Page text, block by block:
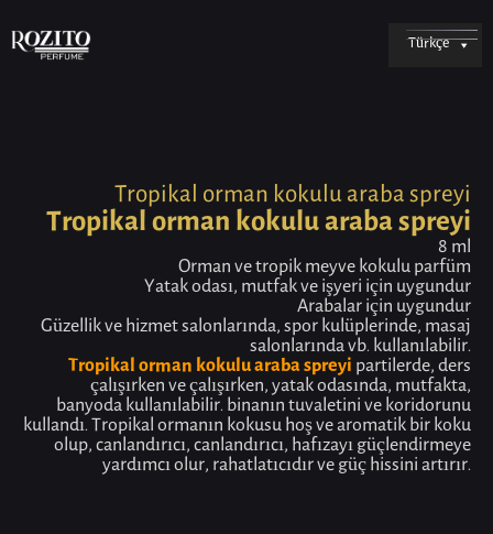
Türkçe
Tropikal orman kokulu araba spreyi
Tropikal orman kokulu araba spreyi
8 ml
Orman ve tropik meyve kokulu parfüm
Yatak odası, mutfak ve işyeri için uygundur
Arabalar için uygundur
Güzellik ve hizmet salonlarında, spor kulüplerinde, masaj
salonlarında vb. kullanılabilir.
Tropikal orman kokulu araba spreyi partilerde, ders
çalışırken ve çalışırken, yatak odasında, mutfakta,
banyoda kullanılabilir. binanın tuvaletini ve koridorunu
kullandı. Tropikal ormanın kokusu hoş ve aromatik bir koku
olup, canlandırıcı, canlandırıcı, hafızayı güçlendirmeye
yardımcı olur, rahatlatıcıdır ve güç hissini artırır.